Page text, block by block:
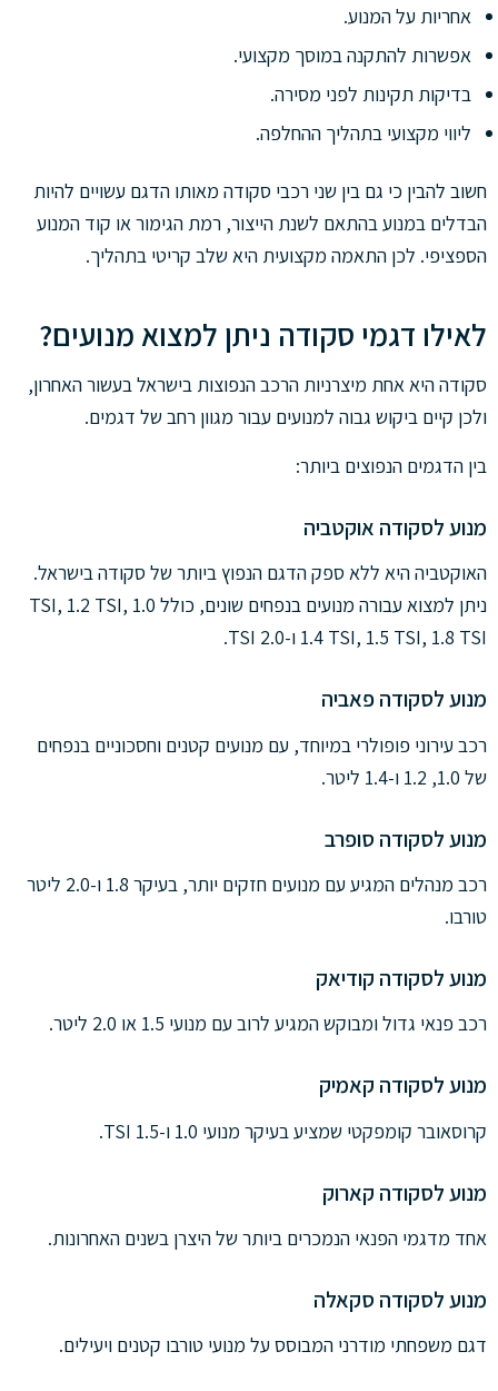
אחריות על המנוע.
אפשרות להתקנה במוסך מקצועי.
בדיקות תקינות לפני מסירה.
ליווי מקצועי בתהליך ההחלפה.
חשוב להבין כי גם בין שני רכבי סקודה מאותו הדגם עשויים להיות
הבדלים במנוע בהתאם לשנת הייצור, רמת הגימור או קוד המנוע
הספציפי. לכן התאמה מקצועית היא שלב קריטי בתהליך.
לאילו דגמי סקודה ניתן למצוא מנועים?
סקודה היא אחת מיצרניות הרכב הנפוצות בישראל בעשור האחרון,
ולכן קיים ביקוש גבוה למנועים עבור מגוון רחב של דגמים.
בין הדגמים הנפוצים ביותר:
מנוע לסקודה אוקטביה
האוקטביה היא ללא ספק הדגם הנפוץ ביותר של סקודה בישראל.
ניתן למצוא עבורה מנועים בנפחים שונים, כולל 1.0 TSI, 1.2 TSI,
1.4 TSI, 1.5 TSI, 1.8 TSI ו-2.0 TSI.
מנוע לסקודה פאביה
רכב עירוני פופולרי במיוחד, עם מנועים קטנים וחסכוניים בנפחים
של 1.0, 1.2 ו-1.4 ליטר.
מנוע לסקודה סופרב
רכב מנהלים המגיע עם מנועים חזקים יותר, בעיקר 1.8 ו-2.0 ליטר
טורבו.
מנוע לסקודה קודיאק
רכב פנאי גדול ומבוקש המגיע לרוב עם מנועי 1.5 או 2.0 ליטר.
מנוע לסקודה קאמיק
קרוסאובר קומפקטי שמציע בעיקר מנועי 1.0 ו-1.5 TSI.
מנוע לסקודה קארוק
אחד מדגמי הפנאי הנמכרים ביותר של היצרן בשנים האחרונות.
מנוע לסקודה סקאלה
דגם משפחתי מודרני המבוסס על מנועי טורבו קטנים ויעילים.